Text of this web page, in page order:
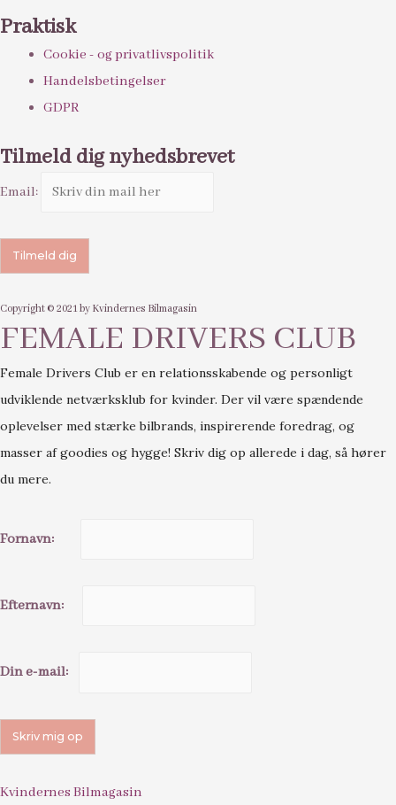
Praktisk
Cookie - og privatlivspolitik
Handelsbetingelser
GDPR
Tilmeld dig nyhedsbrevet
Email:
Copyright © 2021 by Kvindernes Bilmagasin
FEMALE DRIVERS CLUB
Female Drivers Club er en relationsskabende og personligt
udviklende netværksklub for kvinder. Der vil være spændende
oplevelser med stærke bilbrands, inspirerende foredrag, og
masser af goodies og hygge! Skriv dig op allerede i dag, så hører
du mere.
Fornavn:
Efternavn:
Din e-mail:
Kvindernes Bilmagasin